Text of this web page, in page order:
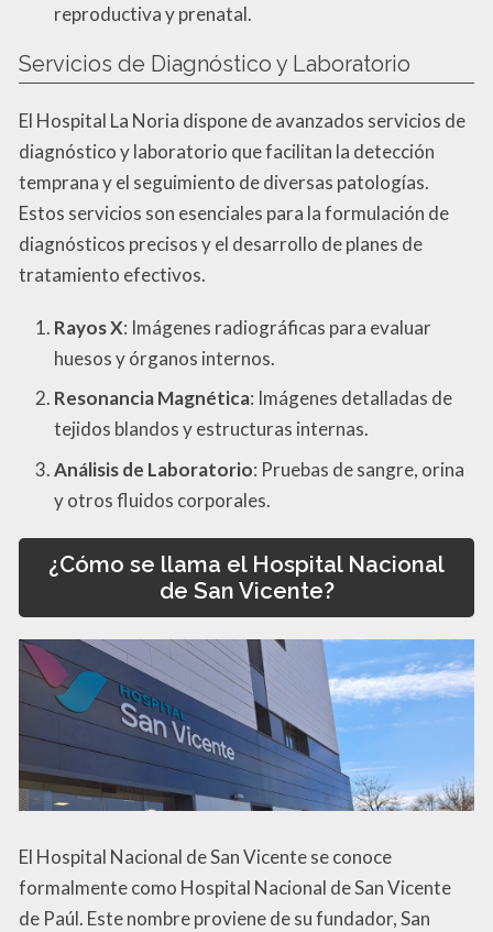
reproductiva y prenatal.
Servicios de Diagnóstico y Laboratorio
El Hospital La Noria dispone de avanzados servicios de
diagnóstico y laboratorio que facilitan la detección
temprana y el seguimiento de diversas patologías.
Estos servicios son esenciales para la formulación de
diagnósticos precisos y el desarrollo de planes de
tratamiento efectivos.
Rayos X: Imágenes radiográficas para evaluar
huesos y órganos internos.
Resonancia Magnética: Imágenes detalladas de
tejidos blandos y estructuras internas.
Análisis de Laboratorio: Pruebas de sangre, orina
y otros fluidos corporales.
¿Cómo se llama el Hospital Nacional
de San Vicente?
El Hospital Nacional de San Vicente se conoce
formalmente como Hospital Nacional de San Vicente
de Paúl. Este nombre proviene de su fundador, San